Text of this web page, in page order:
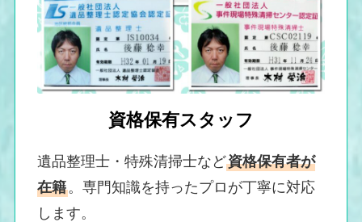
資格保有スタッフ
遺品整理士・特殊清掃士など資格保有者が
在籍。専門知識を持ったプロが丁寧に対応
します。